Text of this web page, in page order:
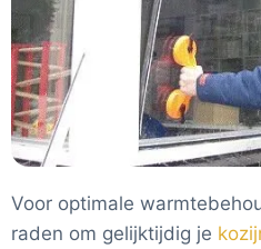
Voor optimale
raden om gelijktijdig je